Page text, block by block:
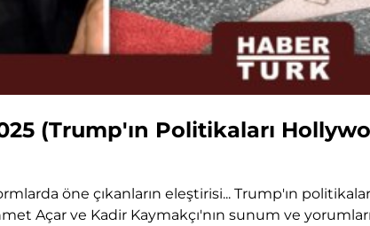
(Trump'ın Politikaları
öne çıkanların eleştirisi... Trump'ın
Açar ve Kadir Kaymakçı'nın sunum ve